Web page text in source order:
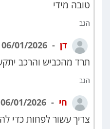
טובה מידי
הגב
דן
תרד מהכביש והרכב
הגב
חי
צריך עשור לפחות כדי